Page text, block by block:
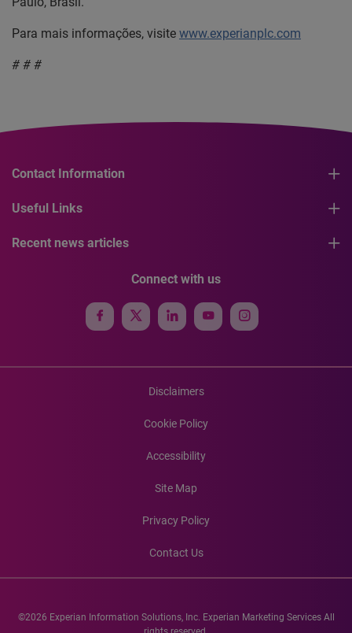
Para mais informações, visite www.experianplc.com
# # #
Contact Information
Useful Links
Recent news articles
Connect with us
Disclaimers
Cookie Policy
Accessibility
Site Map
Privacy Policy
Contact Us
©2026 Experian Information Solutions, Inc. Experian Marketing Services All